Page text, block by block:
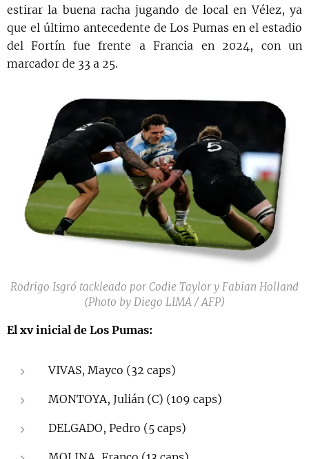
estirar la buena racha jugando de local en Vélez, ya
que el último antecedente de Los Pumas en el estadio
del Fortín fue frente a Francia en 2024, con un
marcador de 33 a 25.
Rodrigo Isgró tackleado por Codie Taylor y Fabian Holland
(Photo by Diego LIMA / AFP)
El xv inicial de Los Pumas:
VIVAS, Mayco (32 caps)
MONTOYA, Julián (C) (109 caps)
DELGADO, Pedro (5 caps)